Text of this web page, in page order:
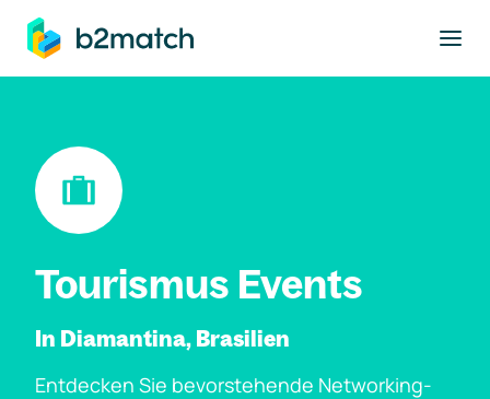
springen
Tourismus Events
In Diamantina, Brasilien
Entdecken Sie bevorstehende Networking-